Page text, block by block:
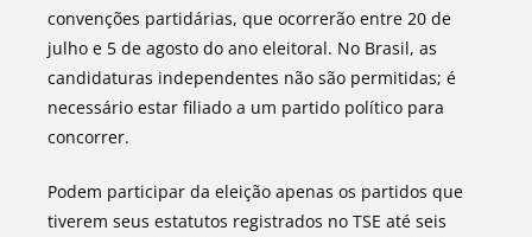
convenções partidárias, que ocorrerão entre 20 de
julho e 5 de agosto do ano eleitoral. No Brasil, as
candidaturas independentes não são permitidas; é
necessário estar filiado a um partido político para
concorrer.
Podem participar da eleição apenas os partidos que
tiverem seus estatutos registrados no TSE até seis